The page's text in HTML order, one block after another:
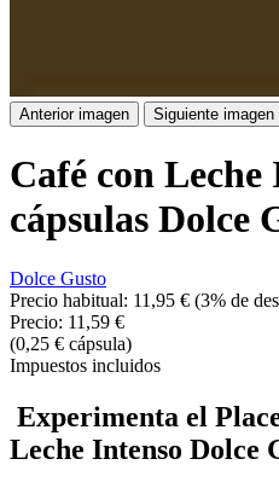
Anterior imagen Siguiente imagen
Café con Leche
cápsulas Dolce
Dolce Gusto
Precio habitual: 11,95 € (3% de
Precio: 11,59 €
(0,25 € cápsula)
Impuestos incluidos
Experimenta el
Leche Intenso Dolce